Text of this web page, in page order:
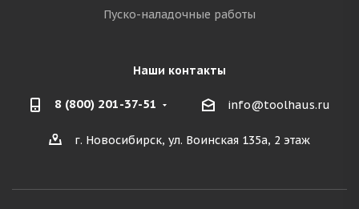
Пуско-наладочные работы
Наши контакты
8 (800) 201-37-51 info@toolhaus.ru
г. Новосибирск, ул. Воинская 135а, 2 этаж